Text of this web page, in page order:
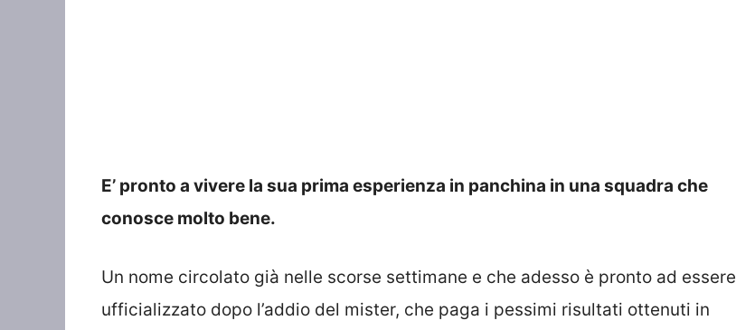
E’ pronto a vivere la sua prima esperienza in panchina in una squadra che
conosce molto bene.
Un nome circolato già nelle scorse settimane e che adesso è pronto ad essere
ufficializzato dopo l’addio del mister, che paga i pessimi risultati ottenuti in